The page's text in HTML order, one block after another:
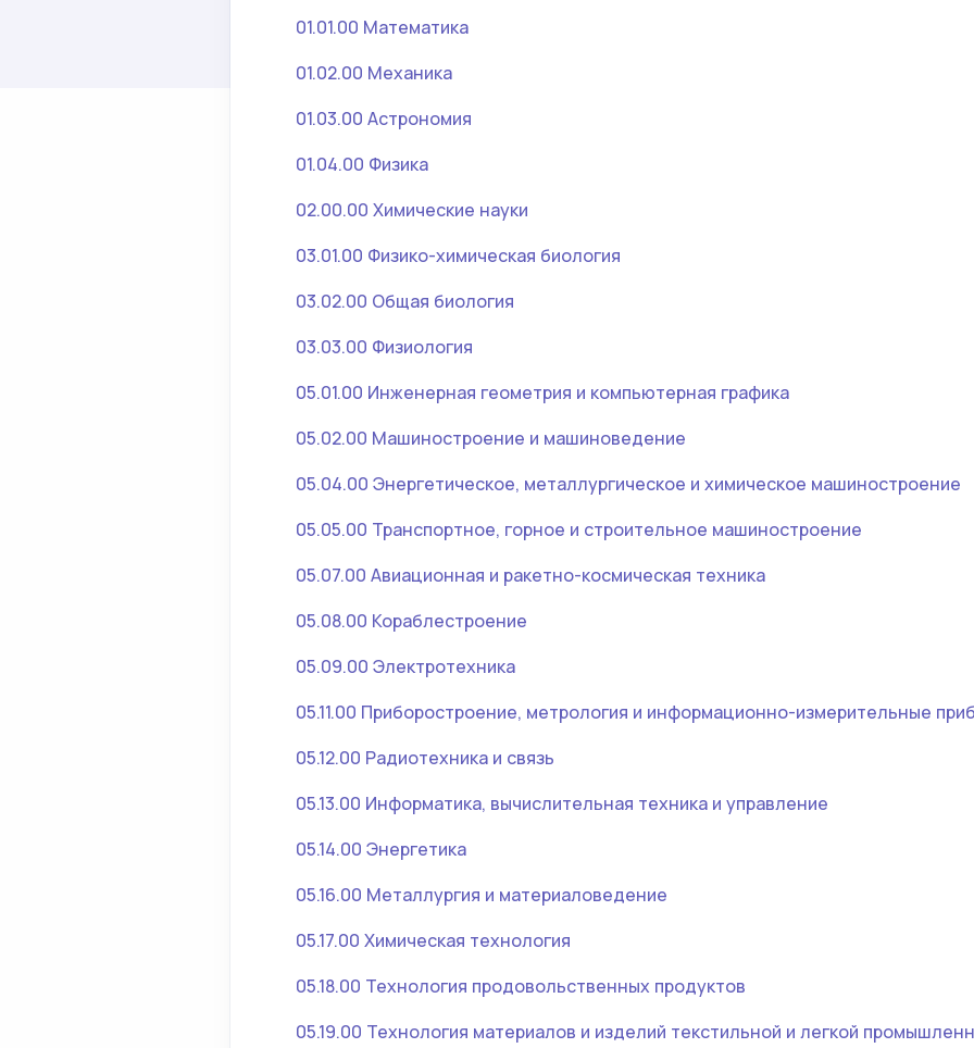
01.01.00 Математика
01.02.00 Механика
01.03.00 Астрономия
01.04.00 Физика
02.00.00 Химические науки
03.01.00 Физико-химическая биология
03.02.00 Общая биология
03.03.00 Физиология
05.01.00 Инженерная геометрия и компьютерная графика
05.02.00 Машиностроение и машиноведение
05.04.00 Энергетическое, металлургическое и химическое машиностроение
05.05.00 Транспортное, горное и строительное машиностроение
05.07.00 Авиационная и ракетно-космическая техника
05.08.00 Кораблестроение
05.09.00 Электротехника
05.11.00 Приборостроение, метрология и информационно-измерительные
05.12.00 Радиотехника и связь
05.13.00 Информатика, вычислительная техника и управление
05.14.00 Энергетика
05.16.00 Металлургия и материаловедение
05.17.00 Химическая технология
05.18.00 Технология продовольственных продуктов
05.19.00 Технология материалов и изделий текстильной и легкой